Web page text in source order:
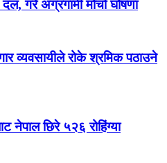
गरे अग्रगामी मोर्चा घोषणा
व्यवसायीले रोके श्रमिक पठाउने
नेपाल छिरे ५२६ रोहिंग्या